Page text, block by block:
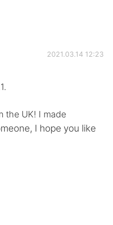
2021.03.14 12:23
the UK! I made
I hope you like